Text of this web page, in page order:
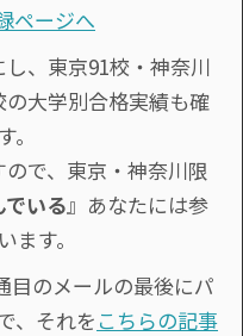
ページへ
、東京91校・神奈川
大学別合格実績も確
で、東京・神奈川限
いる』あなたには参
ます。
目のメールの最後にパ
、それをこちらの記事